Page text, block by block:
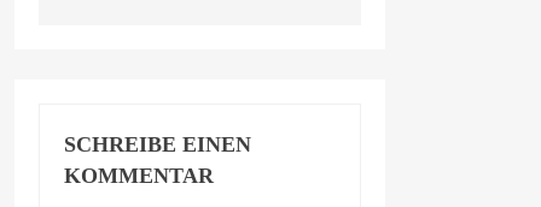
SCHREIBE EINEN
KOMMENTAR